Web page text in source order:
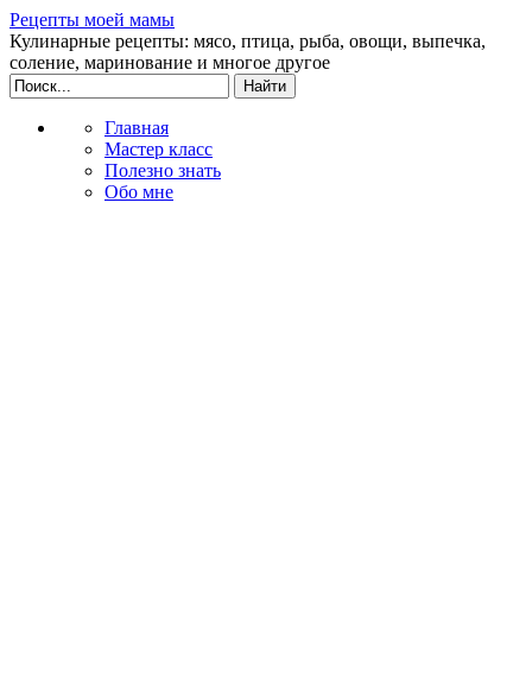
Рецепты моей мамы
Кулинарные рецепты: мясо, птица, рыба, овощи, выпечка,
соление, маринование и многое другое
Главная
Мастер класс
Полезно знать
Обо мне